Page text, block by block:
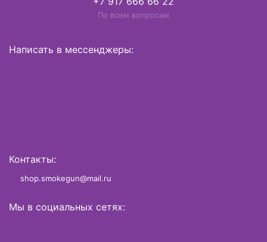
По всем вопросам
Написать в мессенджеры:
Контакты:
shop.smokegun@mail.ru
Мы в социальных сетях: